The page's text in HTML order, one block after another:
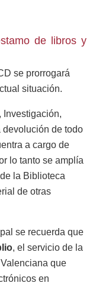
de libros y
se prorrogará
situación.
Investigación,
devolución de todo
a cargo de
lo tanto se amplía
la Biblioteca
de otras
se recuerda que
, el servicio de la
que
en